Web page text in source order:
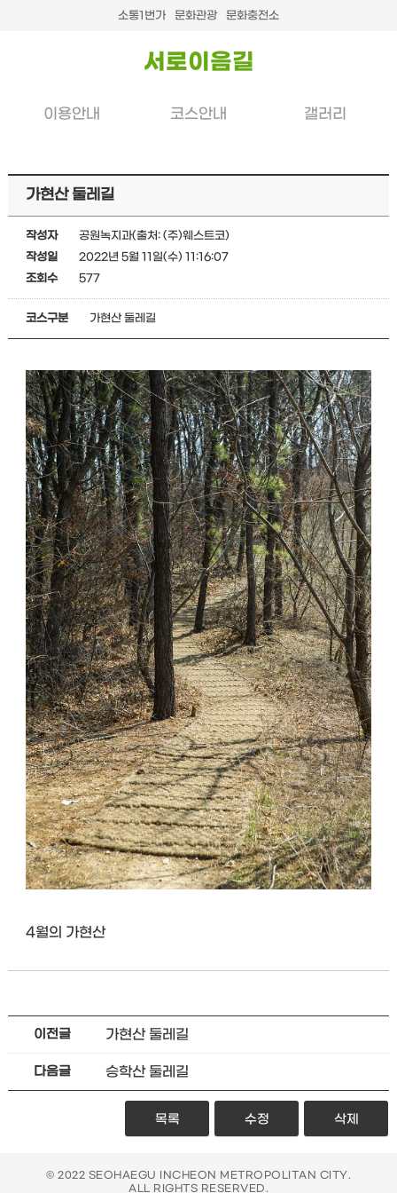
서로이음길
이용안내 코스안내 갤러리
소통1번가 문화관광 문화충전소
가현산 둘레길
작성자
공원녹지과(출처: (주)웨스트코)
작성일
2022년 5월 11일(수) 11:16:07
조회수
577
코스구분 가현산 둘레길
4월의 가현산
이전글 가현산 둘레길
다음글 승학산 둘레길
목록 수정 삭제
© 2022 SEOHAEGU INCHEON METROPOLITAN CITY.
ALL RIGHTS RESERVED.